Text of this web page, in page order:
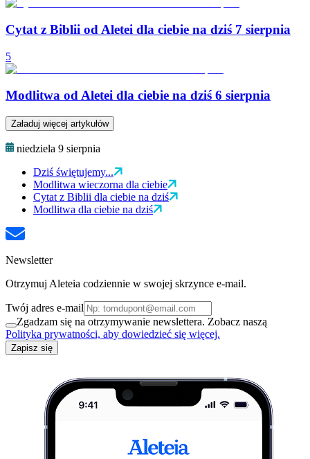
Cytat z Biblii od Aletei dla ciebie na dziś 7 sierpnia
5
Modlitwa od Aletei dla ciebie na dziś 6 sierpnia
Załaduj więcej artykułów
niedziela 9 sierpnia
Dziś świętujemy...
Modlitwa wieczorna dla ciebie
Cytat z Biblii dla ciebie na dziś
Modlitwa dla ciebie na dziś
Newsletter
Otrzymuj Aleteia codziennie w swojej skrzynce e-mail.
Twój adres e-mail
Zgadzam się na otrzymywanie newslettera. Zobacz naszą
Polityka prywatności, aby dowiedzieć się więcej.
Zapisz się